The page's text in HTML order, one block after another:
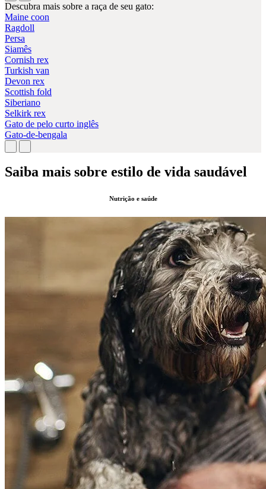
Descubra mais sobre a raça de seu gato:
Maine coon
Ragdoll
Persa
Siamês
Cornish rex
Turkish van
Devon rex
Scottish fold
Siberiano
Selkirk rex
Gato de pelo curto inglês
Gato-de-bengala
Saiba mais sobre estilo de vida saudável
Nutrição e saúde